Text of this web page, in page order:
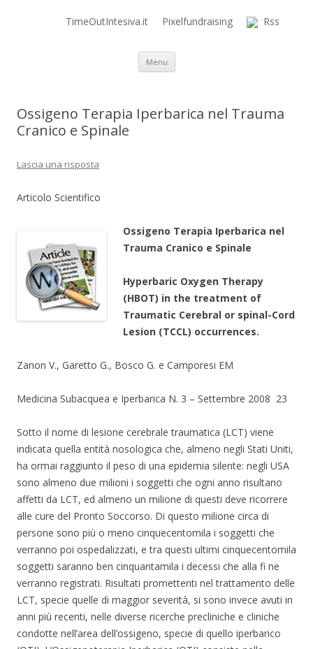
Time Out Intensiva Blog
il tempo e la memoria in terapia intensiva
TimeOutIntesiva.it Pixelfundraising Rss
Menu Vai al contenuto
Ossigeno Terapia Iperbarica nel Trauma
Cranico e Spinale
Lascia una risposta
Articolo Scientifico
Ossigeno Terapia Iperbarica nel
Trauma Cranico e Spinale
Hyperbaric Oxygen Therapy
(HBOT) in the treatment of
Traumatic Cerebral or spinal-Cord
Lesion (TCCL) occurrences.
Zanon V., Garetto G., Bosco G. e Camporesi EM
Medicina Subacquea e Iperbarica N. 3 – Settembre 2008 23
Sotto il nome di lesione cerebrale traumatica (LCT) viene
indicata quella entità nosologica che, almeno negli Stati Uniti,
ha ormai raggiunto il peso di una epidemia silente: negli USA
sono almeno due milioni i soggetti che ogni anno risultano
affetti da LCT, ed almeno un milione di questi deve ricorrere
alle cure del Pronto Soccorso. Di questo milione circa di
persone sono più o meno cinquecentomila i soggetti che
verranno poi ospedalizzati, e tra questi ultimi cinquecentomila
soggetti saranno ben cinquantamila i decessi che alla fi ne
verranno registrati. Risultati promettenti nel trattamento delle
LCT, specie quelle di maggior severità, si sono invece avuti in
anni più recenti, nelle diverse ricerche precliniche e cliniche
condotte nell’area dell’ossigeno, specie di quello iperbarico